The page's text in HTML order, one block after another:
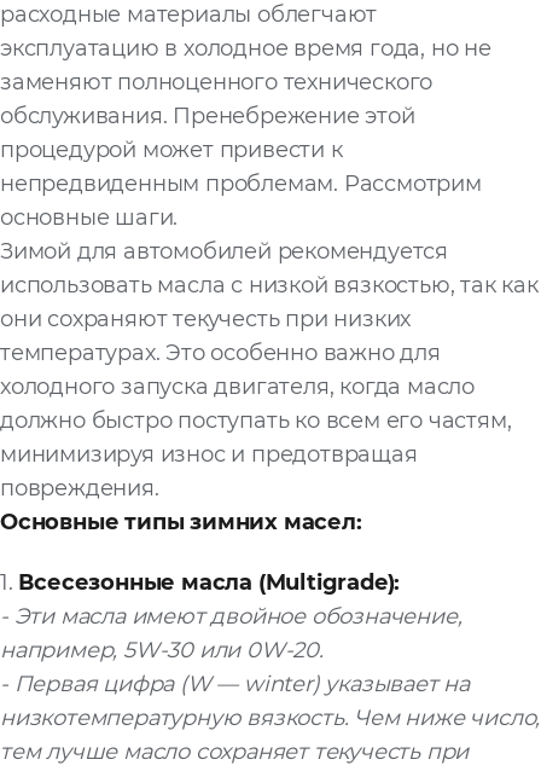
расходные материалы облегчают
эксплуатацию в холодное время года, но не
заменяют полноценного технического
обслуживания. Пренебрежение этой
процедурой может привести к
непредвиденным проблемам. Рассмотрим
основные шаги.
Зимой для автомобилей рекомендуется
использовать масла с низкой вязкостью, так как
они сохраняют текучесть при низких
температурах. Это особенно важно для
холодного запуска двигателя, когда масло
должно быстро поступать ко всем его частям,
минимизируя износ и предотвращая
повреждения.
Основные типы зимних масел:
1. Всесезонные масла (Multigrade):
- Эти масла имеют двойное обозначение,
например, 5W-30 или 0W-20.
- Первая цифра (W — winter) указывает на
низкотемпературную вязкость. Чем ниже число,
тем лучше масло сохраняет текучесть при
Запросить расчёт